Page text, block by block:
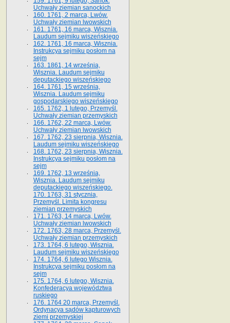
Uchwały ziemian sanockich
160. 1761, 2 marca, Lwów.
Uchwały ziemian lwowskich
161. 1761, 16 marca, Wisznia.
Laudum sejmiku wiszeńskiego
162. 1761, 16 marca, Wisznia.
Instrukcya sejmiku posłom na
sejm
163. 1861, 14 września,
Wisznia. Laudum sejmiku
deputackiego wiszeńskiego
164. 1761, 15 września,
Wisznia. Laudum sejmiku
gospodarskiego wiszeńskiego
165. 1762, 1 lutego, Przemyśl.
Uchwały ziemian przemyskich
166. 1762, 22 marca, Lwów.
Uchwały ziemian lwowskich
167. 1762, 23 sierpnia, Wisznia.
Laudum sejmiku wiszeńskiego
168. 1762, 23 sierpnia, Wisznia.
Instrukcya sejmiku posłom na
sejm
169. 1762, 13 września,
Wisznia. Laudum sejmiku
deputackiego wiszeńskiego.
170. 1763, 31 stycznia,
Przemyśl. Limita kongresu
ziemian przemyskich
171. 1763, 14 marca, Lwów.
Uchwały ziemian lwowskich
172. 1763, 28 marca, Przemyśl.
Uchwały ziemian przemyskich
173. 1764, 6 lutego, Wisznia.
Laudum sejmiku wiszeńskiego
174. 1764, 6 lutego Wisznia.
Instrukcya sejmiku posłom na
sejm
175. 1764, 6 lutego, Wisznia.
Konfederacya województwa
ruskiego
176. 1764 20 marca, Przemyśl.
Ordynacya sądów kapturowych
ziemi przemyskiej